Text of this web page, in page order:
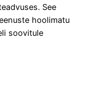
See
hoolimatu
soovitule